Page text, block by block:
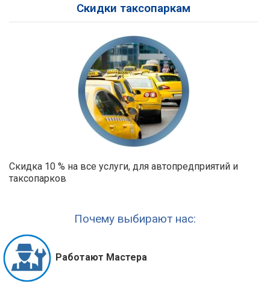
Скидки таксопаркам
Скидка 10 % на все услуги, для автопредприятий и
таксопарков
Почему выбирают нас:
Работают Мастера